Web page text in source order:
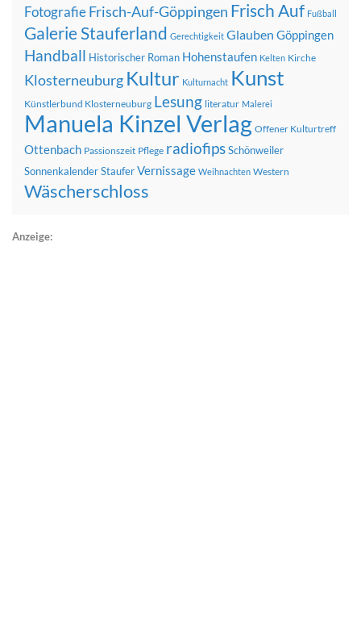
FotografieFrisch-Auf-Göppingen Frisch Auf Fußball
Galerie Stauferland Gerechtigkeit Glauben Göppingen
Handball Historischer Roman Hohenstaufen Kelten Kirche
Klosterneuburg Kultur Kulturnacht Kunst
Künstlerbund Klosterneuburg Lesung literatur Malerei
Manuela Kinzel Verlag Offener Kulturtreff
Ottenbach Passionszeit Pflege radiofipsSchönweiler
SonnenkalenderStauferVernissage Weihnachten Western
Wäscherschloss
Anzeige: